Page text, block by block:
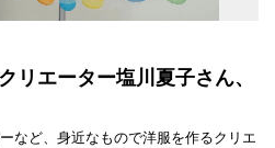
リエーター塩川夏子さん、
など、身近なもので洋服を作るクリエ